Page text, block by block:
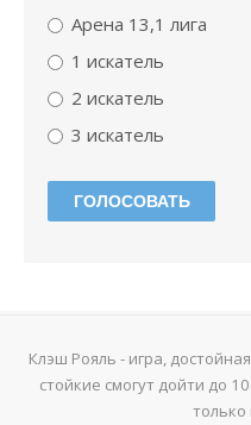
Арена 13,1 лига
1 искатель
2 искатель
3 искатель
Абсолютный чемпион
Только начил играть
арена смерти
Клэш Рояль - игра,
стойкие смогут дойти до